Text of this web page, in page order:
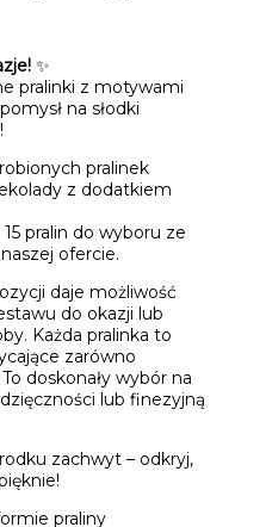
✨
pralinki z motywami
na słodki
pralinek
z dodatkiem
pralin do wyboru ze
ofercie.
daje możliwość
do okazji lub
Każda pralinka to
zarówno
doskonały wybór na
lub finezyjną
zachwyt – odkryj,